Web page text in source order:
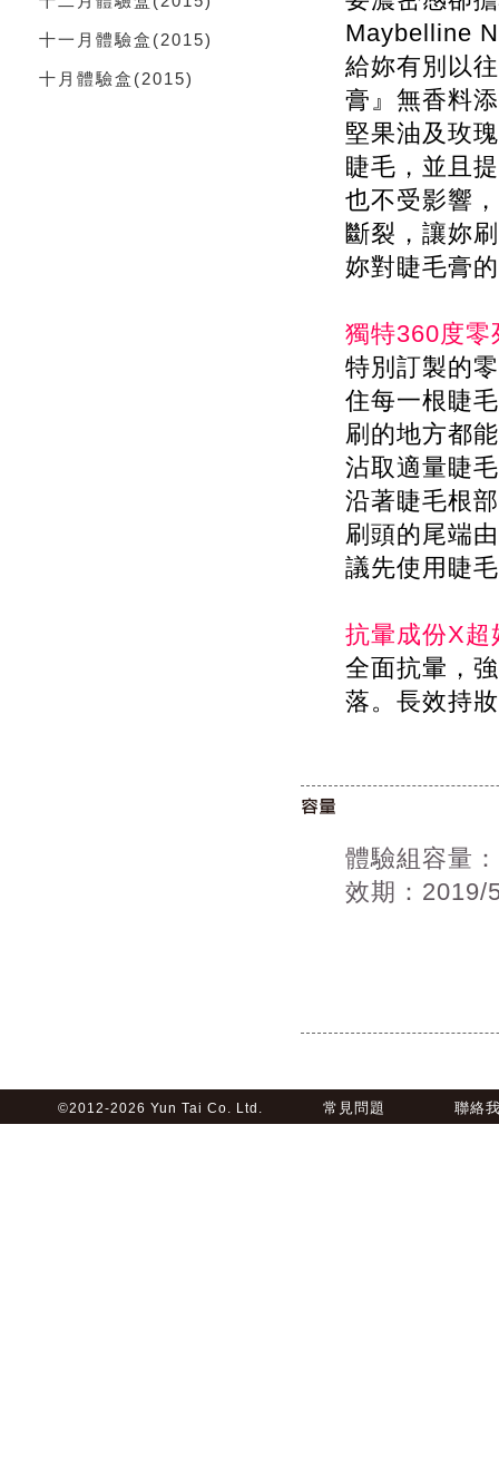
Maybelline
給妳有別以
膏』無香料
堅果油及玫
睫毛，並且
也不受影響
斷裂，讓妳
妳對睫毛膏
獨特360度
特別訂製的
住每一根睫
刷的地方都
沾取適量睫
沿著睫毛根
刷頭的尾端
議先使用睫
抗暈成份X超
全面抗暈，
落。長效持
體驗組容量
效期：2019/
十一月體驗盒 (2015)
十月體驗盒 (2015)
©2012-2026 Yun Tai Co. Ltd. 常見問題 聯絡